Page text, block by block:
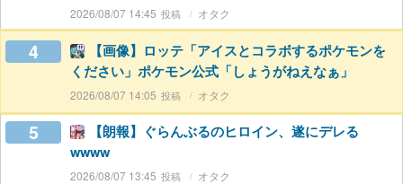
2026/08/07 14:45 オタク
4
【画像】ロッテ「アイスとコラボするポケモンを
ください」ポケモン公式「しょうがねえなぁ」
2026/08/07 14:05 オタク
5
【朗報】ぐらんぶるのヒロイン、遂にデレる
wwww
2026/08/07 13:45 オタク